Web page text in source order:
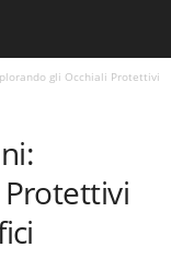
gli Occhiali Protettivi